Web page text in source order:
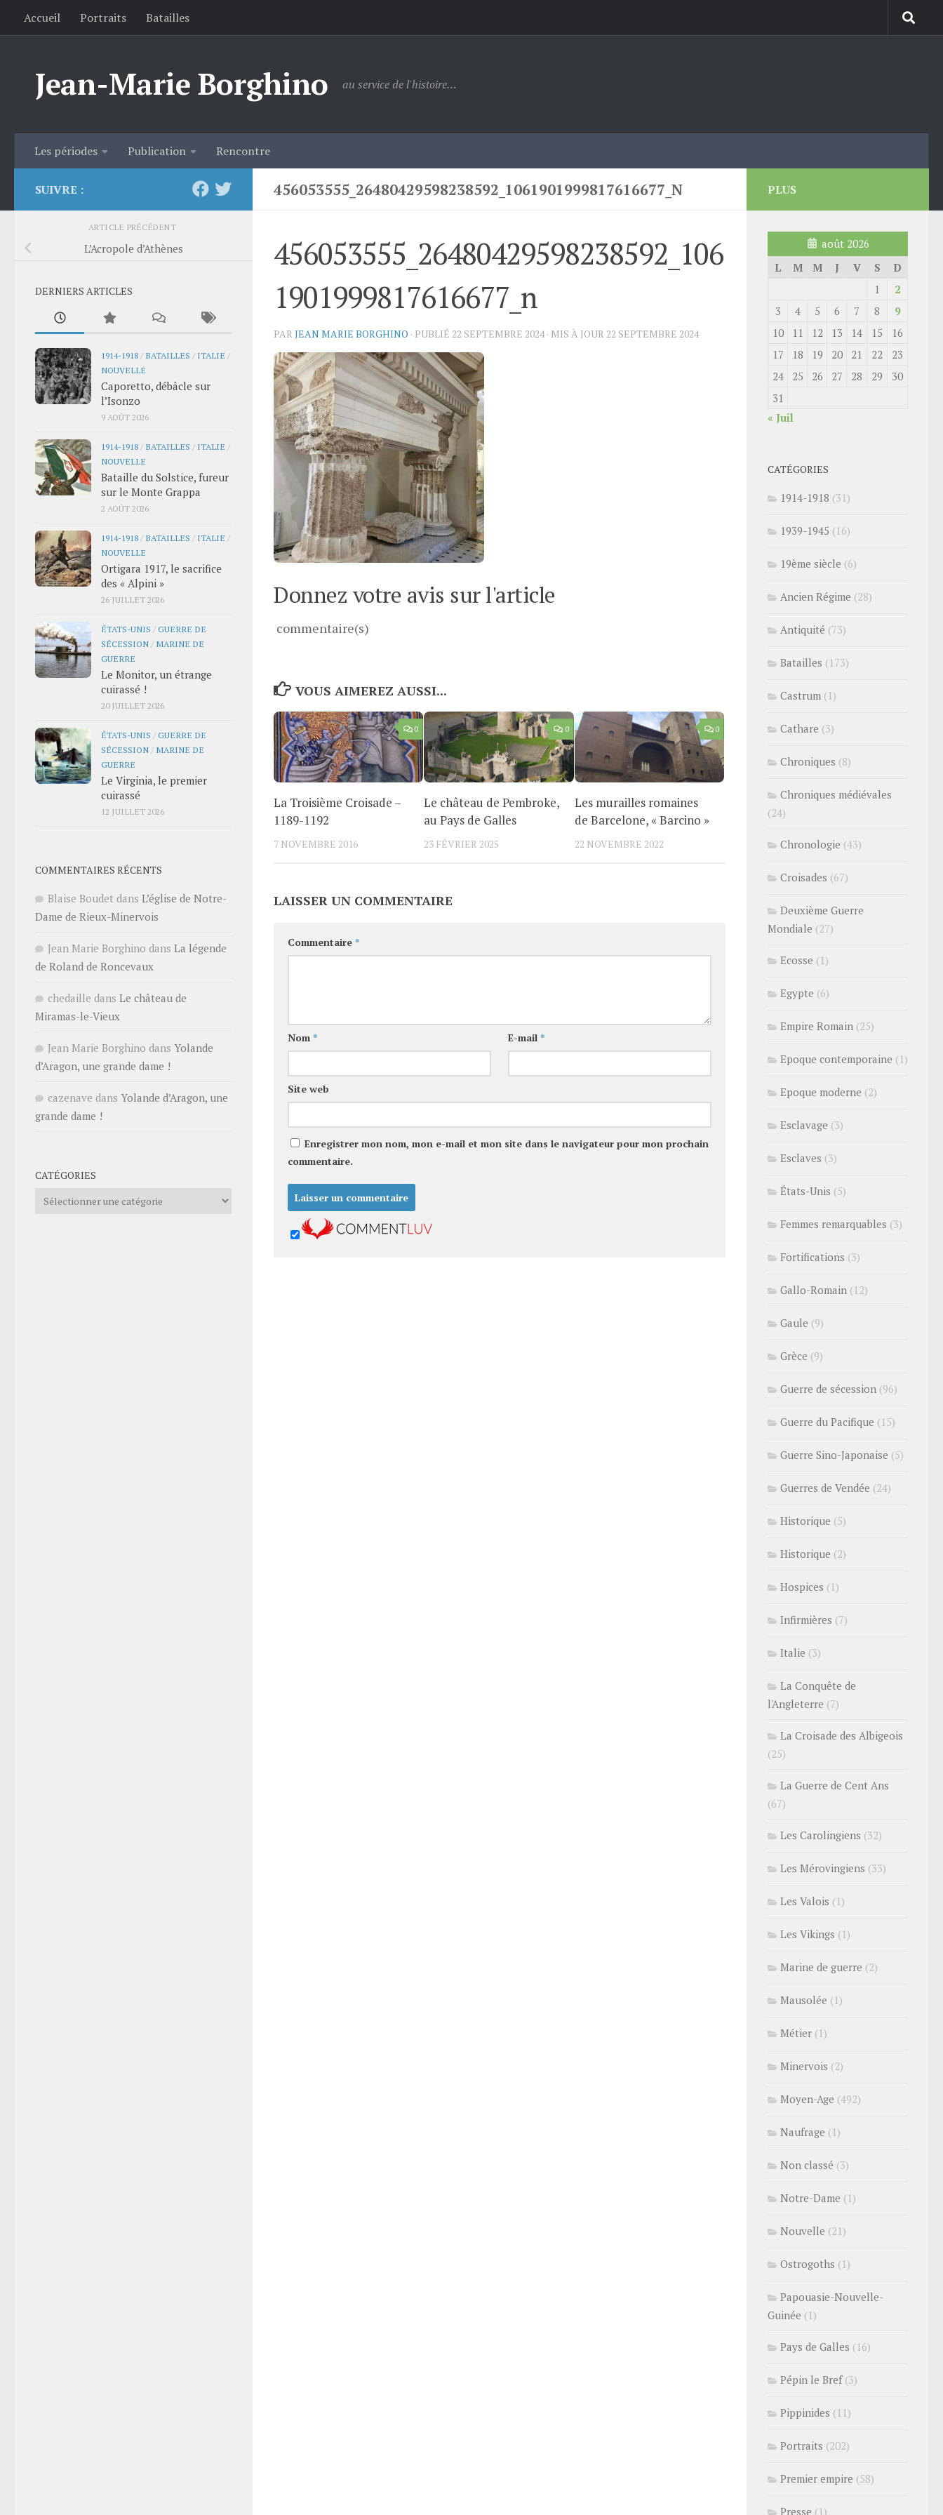
Skip to content
Accueil Portraits Batailles
Jean-Marie Borghino au service de l'histoire…
Les périodes Publication Rencontre
456053555_26480429598238592_1061901999817616677_N
456053555_26480429598238592_106
1901999817616677_n
PAR JEAN MARIE BORGHINO · PUBLIÉ 22 SEPTEMBRE 2024· MIS À JOUR 22 SEPTEMBRE 2024
Donnez votre avis sur l'article
commentaire(s)
VOUS AIMEREZ AUSSI...
0
La Troisième Croisade –
1189-1192
7 NOVEMBRE 2016
0
Le château de Pembroke,
au Pays de Galles
23 FÉVRIER 2025
0
Les murailles romaines
de Barcelone, « Barcino »
22 NOVEMBRE 2022
LAISSER UN COMMENTAIRE
Commentaire *
Nom * E-mail *
Site web
Enregistrer mon nom, mon e-mail et mon site dans le navigateur pour mon prochain
commentaire.
SUIVRE :
ARTICLE PRÉCÉDENT
L’Acropole d’Athènes
DERNIERS ARTICLES
1914-1918 / BATAILLES / ITALIE /
NOUVELLE
Caporetto, débâcle sur
l’Isonzo
9 AOÛT 2026
1914-1918 / BATAILLES / ITALIE /
NOUVELLE
Bataille du Solstice, fureur
sur le Monte Grappa
2 AOÛT 2026
1914-1918 / BATAILLES / ITALIE /
NOUVELLE
Ortigara 1917, le sacrifice
des « Alpini »
26 JUILLET 2026
ÉTATS-UNIS /GUERRE DE
SÉCESSION / MARINE DE
GUERRE
Le Monitor, un étrange
cuirassé !
20 JUILLET 2026
ÉTATS-UNIS /GUERRE DE
SÉCESSION / MARINE DE
GUERRE
Le Virginia, le premier
cuirassé
12 JUILLET 2026
COMMENTAIRES RÉCENTS
Blaise Boudet dans L’église de Notre-
Dame de Rieux-Minervois
Jean Marie Borghino dans La légende
de Roland de Roncevaux
chedaille dans Le château de
Miramas-le-Vieux
Jean Marie Borghino dans Yolande
d’Aragon, une grande dame !
cazenave dans Yolande d’Aragon, une
grande dame !
CATÉGORIES
Catégories
PLUS
août 2026
L
M M J V S
D
1
2
3
4 5 6 7 8
9
10
11 12 13 14 15
16
17
18 19 20 21 22
23
24
25 26 27 28 29
30
31
« Juil
CATÉGORIES
1914-1918 (31)
1939-1945 (16)
19ème siècle (6)
Ancien Régime (28)
Antiquité (73)
Batailles (173)
Castrum (1)
Cathare (3)
Chroniques (8)
Chroniques médiévales
(24)
Chronologie (43)
Croisades (67)
Deuxième Guerre
Mondiale (27)
Ecosse (1)
Egypte (6)
Empire Romain (25)
Epoque contemporaine (1)
Epoque moderne (2)
Esclavage (3)
Esclaves (3)
États-Unis (5)
Femmes remarquables (3)
Fortifications (3)
Gallo-Romain (12)
Gaule (9)
Grèce (9)
Guerre de sécession (96)
Guerre du Pacifique (15)
Guerre Sino-Japonaise (5)
Guerres de Vendée (24)
Historique (5)
Historique (2)
Hospices (1)
Infirmières (7)
Italie (3)
La Conquête de
l'Angleterre (7)
La Croisade des Albigeois
(25)
La Guerre de Cent Ans
(67)
Les Carolingiens (32)
Les Mérovingiens (33)
Les Valois (1)
Les Vikings (1)
Marine de guerre (2)
Mausolée (1)
Métier (1)
Minervois (2)
Moyen-Age (492)
Naufrage (1)
Non classé (3)
Notre-Dame (1)
Nouvelle (21)
Ostrogoths (1)
Papouasie-Nouvelle-
Guinée (1)
Pays de Galles (16)
Pépin le Bref(3)
Pippinides (11)
Portraits (202)
Premier empire (58)
Presse (1)